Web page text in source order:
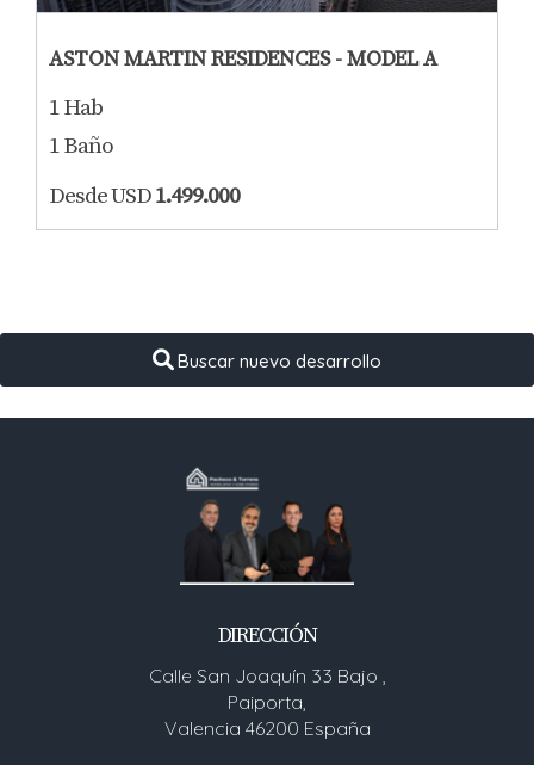
ASTON MARTIN RESIDENCES - MODEL A
1 Hab
1 Baño
Desde USD1.499.000
Buscar nuevo desarrollo
DIRECCIÓN
Calle San Joaquín 33 Bajo ,
Paiporta,
Valencia 46200 España